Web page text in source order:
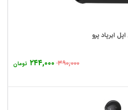
۳۹۰,۰۰۰ ۲۴۴,۰۰۰ تومان